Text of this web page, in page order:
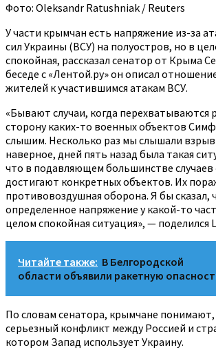
Фото: Oleksandr Ratushniak / Reuters
У части крымчан есть напряжение из-за
сил Украины (ВСУ) на полуостров, но в
спокойная, рассказал сенатор от Крыма
беседе с «Лентой.ру» он описал
жителей к участившимся атакам ВСУ.
«Бывают случаи, когда перехватываются
сторону каких-то военных объектов
слышим. Несколько раз мы слышали
наверное, дней пять назад была такая
что в подавляющем большинстве случаев
достигают конкретных объектов. Их
противовоздушная оборона. Я бы сказал,
определенное напряжение у какой-то
целом спокойная ситуация», — поделился
Читайте также: В Белгородской
области объявили ракетную
По словам сенатора, крымчане
серьезный конфликт между Россией и
котором Запад использует Украину.